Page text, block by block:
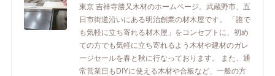
東京 吉祥寺勝又木材のホームページ。武蔵野市、五
日市街道沿いにある明治創業の材木屋です。 「誰で
も気軽に立ち寄れる材木屋」をコンセプトに、初め
ての方でも気軽に立ち寄れるよう木材や建材のガレ
ージセールを春と秋に行なっております。 また、通
常営業日もDIYに使える木材や合板など、一般の方